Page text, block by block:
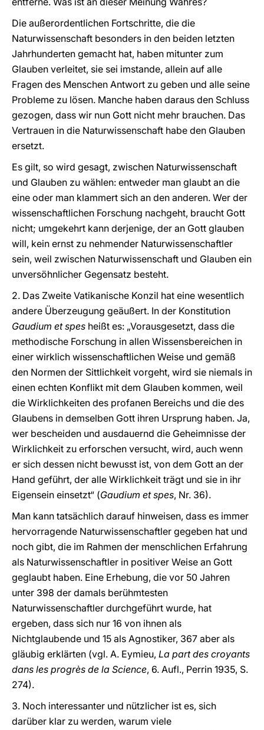
Die außerordentlichen Fortschritte, die die
Naturwissenschaft besonders in den beiden letzten
Jahrhunderten gemacht hat, haben mitunter zum
Glauben verleitet, sie sei imstande, allein auf alle
Fragen des Menschen Antwort zu geben und alle seine
Probleme zu lösen. Manche haben daraus den Schluss
gezogen, dass wir nun Gott nicht mehr brauchen. Das
Vertrauen in die Naturwissenschaft habe den Glauben
ersetzt.
Es gilt, so wird gesagt, zwischen Naturwissenschaft
und Glauben zu wählen: entweder man glaubt an die
eine oder man klammert sich an den anderen. Wer der
wissenschaftlichen Forschung nachgeht, braucht Gott
nicht; umgekehrt kann derjenige, der an Gott glauben
will, kein ernst zu nehmender Naturwissenschaftler
sein, weil zwischen Naturwissenschaft und Glauben ein
unversöhnlicher Gegensatz besteht.
2. Das Zweite Vatikanische Konzil hat eine wesentlich
andere Überzeugung geäußert. In der Konstitution
Gaudium et spes heißt es: „Vorausgesetzt, dass die
methodische Forschung in allen Wissensbereichen in
einer wirklich wissenschaftlichen Weise und gemäß
den Normen der Sittlichkeit vorgeht, wird sie niemals in
einen echten Konflikt mit dem Glauben kommen, weil
die Wirklichkeiten des profanen Bereichs und die des
Glaubens in demselben Gott ihren Ursprung haben. Ja,
wer bescheiden und ausdauernd die Geheimnisse der
Wirklichkeit zu erforschen versucht, wird, auch wenn
er sich dessen nicht bewusst ist, von dem Gott an der
Hand geführt, der alle Wirklichkeit trägt und sie in ihr
Eigensein einsetzt“ (Gaudium et spes, Nr. 36).
Man kann tatsächlich darauf hinweisen, dass es immer
hervorragende Naturwissenschaftler gegeben hat und
noch gibt, die im Rahmen der menschlichen Erfahrung
als Naturwissenschaftler in positiver Weise an Gott
geglaubt haben. Eine Erhebung, die vor 50 Jahren
unter 398 der damals berühmtesten
Naturwissenschaftler durchgeführt wurde, hat
ergeben, dass sich nur 16 von ihnen als
Nichtglaubende und 15 als Agnostiker, 367 aber als
gläubig erklärten (vgl. A. Eymieu, La part des croyants
dans les progrès de la Science, 6. Aufl., Perrin 1935, S.
274).
3. Noch interessanter und nützlicher ist es, sich
darüber klar zu werden, warum viele